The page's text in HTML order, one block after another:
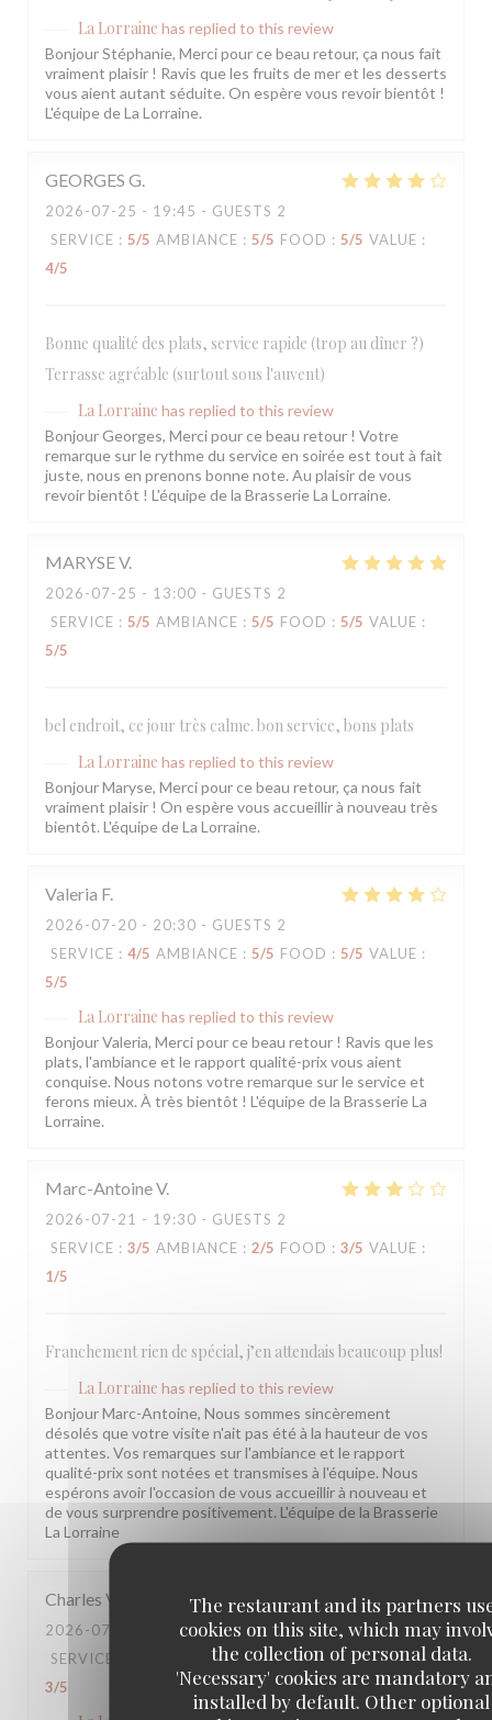
The restaurant and its partners
cookies on this site, which may
the collection of personal data.
'Necessary' cookies are mandatory
installed by default. Other optional
La Lorraine has replied to this review
Bonjour Stéphanie, Merci pour ce beau retour, ça nous fait
vraiment plaisir ! Ravis que les fruits de mer et les desserts
vous aient autant séduite. On espère vous revoir bientôt !
L'équipe de La Lorraine.
GEORGES G
2026-07-25 - 19:45 - GUESTS 2
SERVICE : 5/5 AMBIANCE : 5/5 FOOD : 5/5 VALUE :
4/5
Bonne qualité des plats, service rapide (trop au dîner ?)
Terrasse agréable (surtout sous l'auvent)
La Lorraine has replied to this review
Bonjour Georges, Merci pour ce beau retour ! Votre
remarque sur le rythme du service en soirée est tout à fait
juste, nous en prenons bonne note. Au plaisir de vous
revoir bientôt ! L'équipe de la Brasserie La Lorraine.
MARYSEV
2026-07-25 - 13:00 - GUESTS 2
SERVICE : 5/5 AMBIANCE : 5/5 FOOD : 5/5 VALUE :
5/5
bel endroit, ce jour très calme. bon service, bons plats
La Lorraine has replied to this review
Bonjour Maryse, Merci pour ce beau retour, ça nous fait
vraiment plaisir ! On espère vous accueillir à nouveau très
bientôt. L'équipe de La Lorraine.
Valeria F
2026-07-20 - 20:30 - GUESTS 2
SERVICE : 4/5 AMBIANCE : 5/5 FOOD : 5/5 VALUE :
5/5
La Lorraine has replied to this review
Bonjour Valeria, Merci pour ce beau retour ! Ravis que les
plats, l'ambiance et le rapport qualité-prix vous aient
conquise. Nous notons votre remarque sur le service et
ferons mieux. À très bientôt ! L'équipe de la Brasserie La
Lorraine.
Marc-AntoineV
2026-07-21 - 19:30 - GUESTS 2
SERVICE : 3/5 AMBIANCE : 2/5 FOOD : 3/5 VALUE :
1/5
Franchement rien de spécial, j’en attendais beaucoup plus!
La Lorraine has replied to this review
Bonjour Marc-Antoine, Nous sommes sincèrement
désolés que votre visite n'ait pas été à la hauteur de vos
attentes. Vos remarques sur l'ambiance et le rapport
qualité-prix sont notées et transmises à l'équipe. Nous
espérons avoir l'occasion de vous accueillir à nouveau et
de vous surprendre positivement. L'équipe de la Brasserie
La Lorraine
Charles V
2026-07-20
- 20:30 - GUESTS 4
SERVICE
AMBIANCE : 3/5 FOOD : 3 /5 VALUE:
3/5